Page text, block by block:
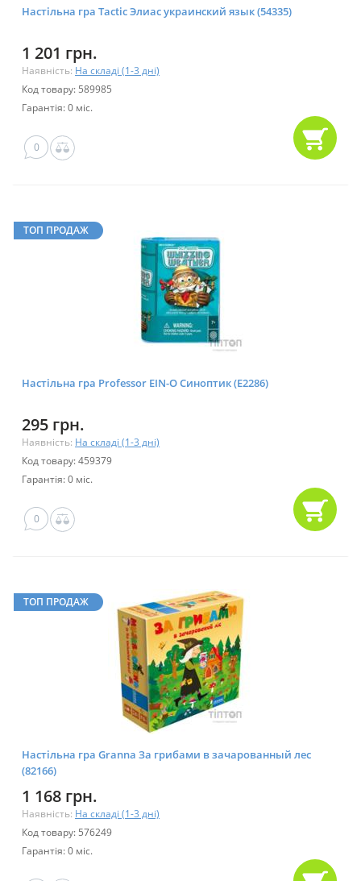
Настільна гра Tactic Элиас украинский язык (54335)
1 201 грн.
Наявність: На складі (1-3 дні)
Код товару: 589985
Гарантія: 0 міс.
0
ТОП ПРОДАЖ
Настільна гра Professor EIN-O Синоптик (E2286)
295 грн.
Наявність: На складі (1-3 дні)
Код товару: 459379
Гарантія: 0 міс.
0
ТОП ПРОДАЖ
Настільна гра Granna За грибами в зачарованный лес
(82166)
1 168 грн.
Наявність: На складі (1-3 дні)
Код товару: 576249
Гарантія: 0 міс.